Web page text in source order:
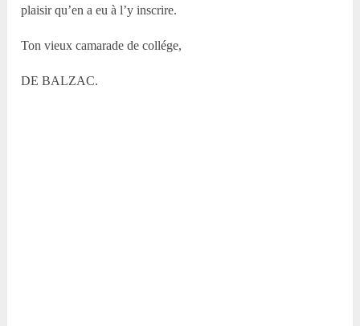
plaisir qu’en a eu à l’y inscrire.
Ton vieux camarade de collége,
DE BALZAC.